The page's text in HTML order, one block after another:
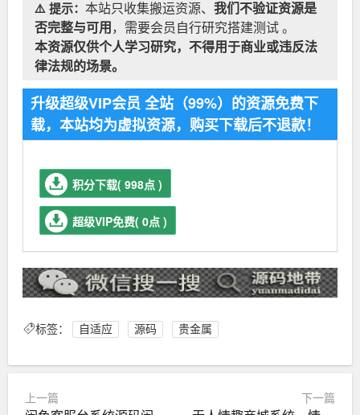
⚠️ 提示： 本站只收集搬运资源、 我们不验证资源是
否完整与可用 ，需要会员自行研究搭建测试 。
本资源仅供个人学习研究，不得用于商业或违反法
律法规的场景。
升级超级VIP会员 全站（99%）的资源免费下
载，本站均为虚拟资源，购买下载后不退款！
积分下载( 998点 )
超级VIP免费( 0点 )
标签： 自适应 源码 贵金属
上一篇 下一篇